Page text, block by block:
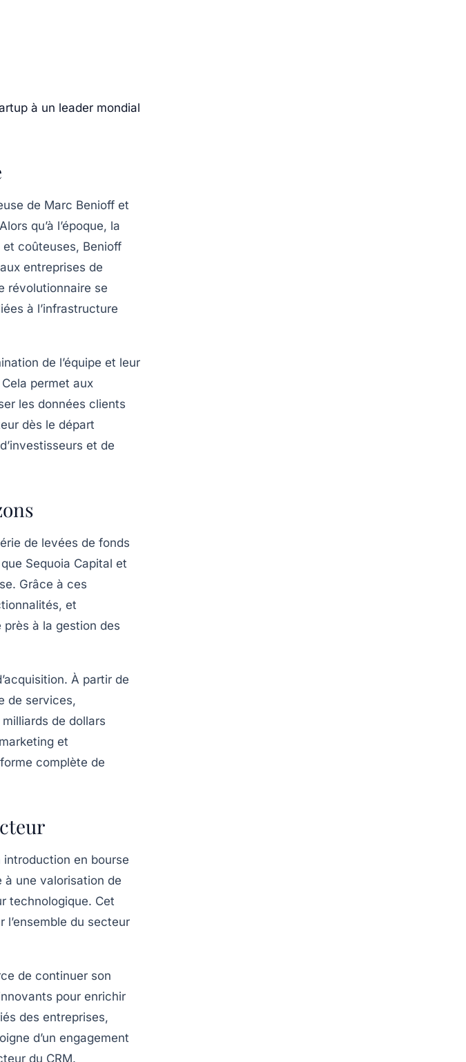
à un leader mondial
de Marc Benioff et
qu’à l’époque, la
coûteuses, Benioff
entreprises de
révolutionnaire se
à l’infrastructure
de l’équipe et leur
permet aux
les données clients
dès le départ
et de
de levées de fonds
Sequoia Capital et
Grâce à ces
et
près à la gestion des
À partir de
de services,
de dollars
et
complète de
en bourse
à une valorisation de
technologique. Cet
l’ensemble du secteur
de continuer son
pour enrichir
des entreprises,
d’un engagement
du CRM.